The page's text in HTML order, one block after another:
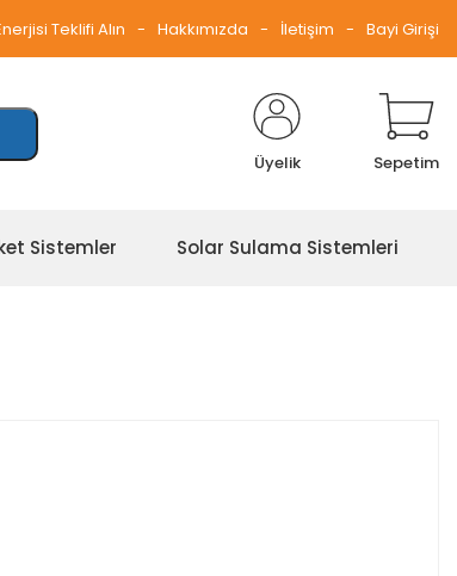
Teklifi Alın Hakkımızda İletişim Bayi Girişi
Üyelik Sepetim
Sistemler Solar Sulama Sistemleri